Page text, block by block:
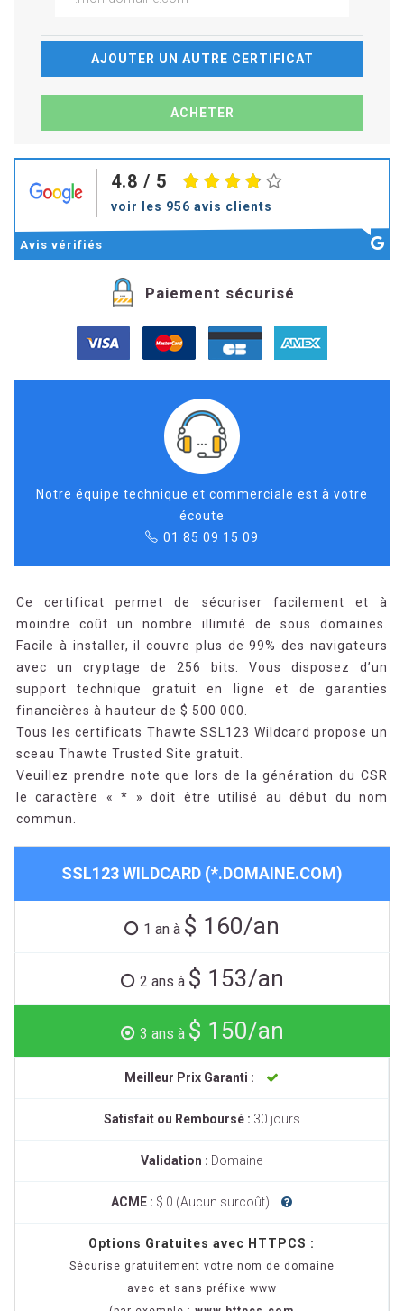
AJOUTER UN AUTRE CERTIFICAT
4.8 / 5
voir les 956 avis clients
Avis vérifiés
Paiement sécurisé
Notre équipe technique et commerciale est à votre
écoute
01 85 09 15 09
Ce certificat permet de sécuriser facilement et à
moindre coût un nombre illimité de sous domaines.
Facile à installer, il couvre plus de 99% des navigateurs
avec un cryptage de 256 bits. Vous disposez d’un
support technique gratuit en ligne et de garanties
financières à hauteur de $ 500 000.
Tous les certificats Thawte SSL123 Wildcard propose un
sceau Thawte Trusted Site gratuit.
Veuillez prendre note que lors de la génération du CSR
le caractère « * » doit être utilisé au début du nom
commun.
SSL123 WILDCARD (*.DOMAINE.COM)
1 an à $ 160/an
2 ans à $ 153/an
3 ans à $ 150/an
Meilleur Prix Garanti :
Satisfait ou Remboursé : 30 jours
Validation : Domaine
ACME : $ 0 (Aucun surcoût)
Options Gratuites avec HTTPCS :
Sécurise gratuitement votre nom de domaine
avec et sans préfixe www